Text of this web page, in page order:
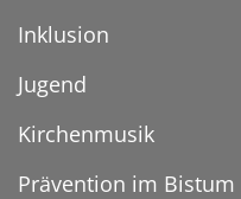
Inklusion
Jugend
Kirchenmusik
Prävention im Bistum